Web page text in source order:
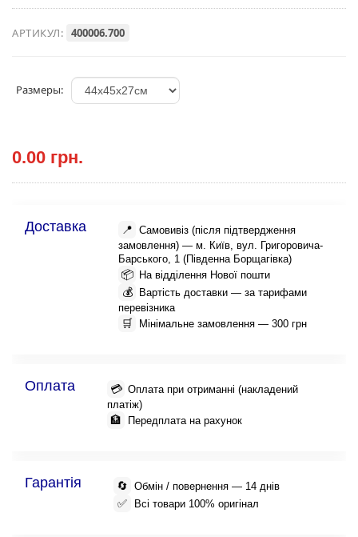
АРТИКУЛ: 400006.700
Размеры:
0.00 грн.
Доставка 📍 Самовивіз (після підтвердження
замовлення) — м. Київ, вул. Григоровича-
Барського, 1 (Південна Борщагівка)
📦 На відділення Нової пошти
💰
Вартість доставки — за тарифами
перевізника
🛒 Мінімальне замовлення — 300 грн
Оплата 💳 Оплата при отриманні (накладений
платіж)
🏦 Передплата на рахунок
Гарантія 🔄 Обмін / повернення — 14 днів
✅ Всі товари 100% оригінал